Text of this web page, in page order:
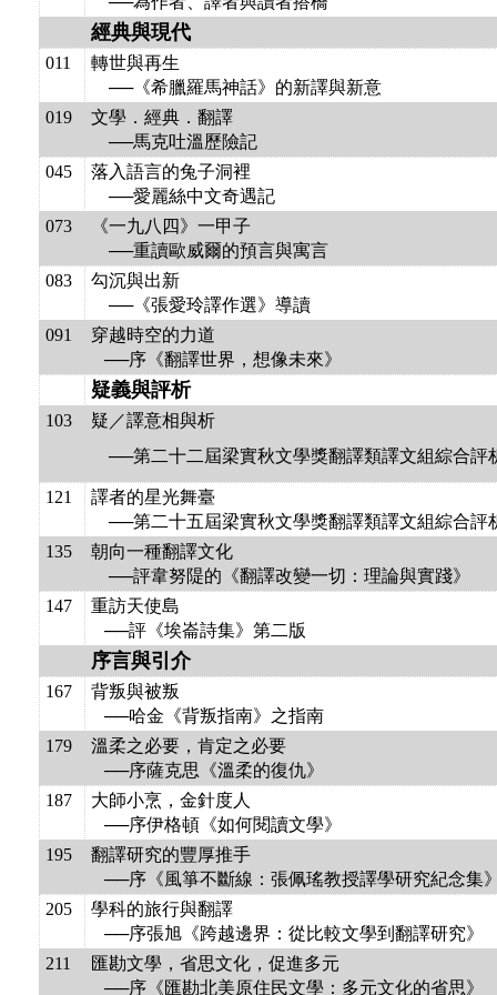
經典與現代
011
轉世與再生
──《希臘羅馬神話》的新譯與新意
019
文學．經典．翻譯
──馬克吐溫歷險記
045
落入語言的兔子洞裡
──愛麗絲中文奇遇記
073
《一九八四》一甲子
──重讀歐威爾的預言與寓言
083
勾沉與出新
──《張愛玲譯作選》導讀
091
穿越時空的力道
──序《翻譯世界，想像未來》
疑義與評析
103
疑／譯意相與析
──第二十二屆梁實秋文學獎翻譯類譯文組綜合評
121
譯者的星光舞臺
──第二十五屆梁實秋文學獎翻譯類譯文組綜合評
135
朝向一種翻譯文化
──評韋努隄的《翻譯改變一切：理論與實踐》
147
重訪天使島
──評《埃崙詩集》第二版
序言與引介
167
背叛與被叛
──哈金《背叛指南》之指南
179
溫柔之必要，肯定之必要
──序薩克思《溫柔的復仇》
187
大師小烹，金針度人
──序伊格頓《如何閱讀文學》
195
翻譯研究的豐厚推手
──序《風箏不斷線：張佩瑤教授譯學研究紀念集
205
學科的旅行與翻譯
──序張旭《跨越邊界：從比較文學到翻譯研究》
211
匯勘文學，省思文化，促進多元
──序《匯勘北美原住民文學：多元文化的省思》